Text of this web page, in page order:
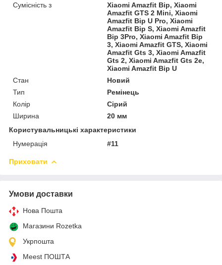
Сумісність з
Xiaomi Amazfit Bip, Xiaomi
Amazfit GTS 2 Mini, Xiaomi
Amazfit Bip U Pro, Xiaomi
Amazfit Bip S, Xiaomi Amazfit
Bip 3Pro, Xiaomi Amazfit Bip
3, Xiaomi Amazfit GTS, Xiaomi
Amazfit Gts 3, Xiaomi Amazfit
Gts 2, Xiaomi Amazfit Gts 2e,
Xiaomi Amazfit Bip U
Стан
Новий
Тип
Ремінець
Колір
Сірий
Ширина
20 мм
Користувальницькі характеристики
Нумерація
#11
Приховати
Умови доставки
Нова Пошта
Магазини Rozetka
Укрпошта
Meest ПОШТА